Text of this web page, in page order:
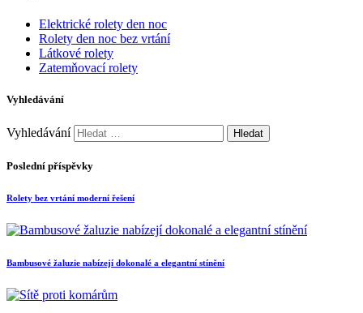
Elektrické rolety den noc
Rolety den noc bez vrtání
Látkové rolety
Zatemňovací rolety
Vyhledávání
Vyhledávání
Poslední příspěvky
Rolety bez vrtání moderní řešení
Bambusové žaluzie nabízejí dokonalé a elegantní stínění